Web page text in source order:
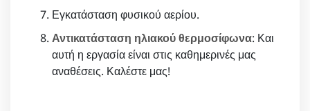
Εγκατάσταση φυσικού αερίου.
Αντικατάσταση ηλιακού θερμοσίφωνα: Και
αυτή η εργασία είναι στις καθημερινές μας
αναθέσεις. Καλέστε μας!